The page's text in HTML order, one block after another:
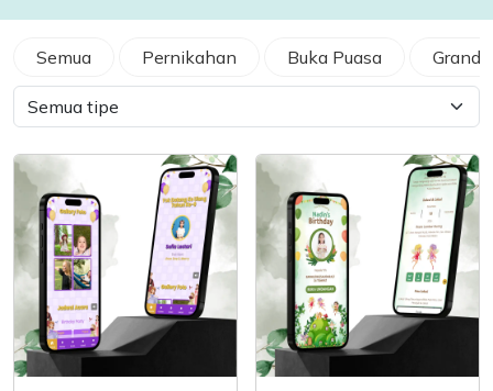
Semua Pernikahan Buka Puasa